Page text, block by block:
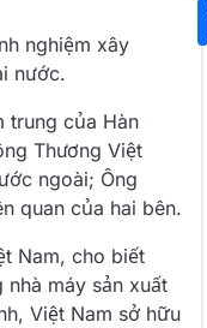
nghiệm xây
nước.
trung của Hàn
Thương Việt
ngoài; Ông
quan của hai bên.
Nam, cho biết
máy sản xuất
Việt Nam sở hữu